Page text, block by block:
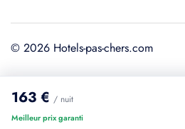
163 € / nuit
Meilleur prix garanti
© 2026 Hotels-pas-chers.com